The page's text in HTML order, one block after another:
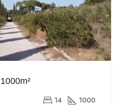
14 1000